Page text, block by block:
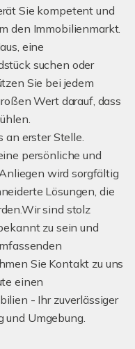
Sie kompetent und
den Immobilienmarkt.
eine
suchen oder
Sie bei jedem
Wert darauf, dass
an erster Stelle.
persönliche und
wird sorgfältig
Lösungen, die
sind stolz
zu sein und
Sie Kontakt zu uns
einen
- Ihr zuverlässiger
und Umgebung.